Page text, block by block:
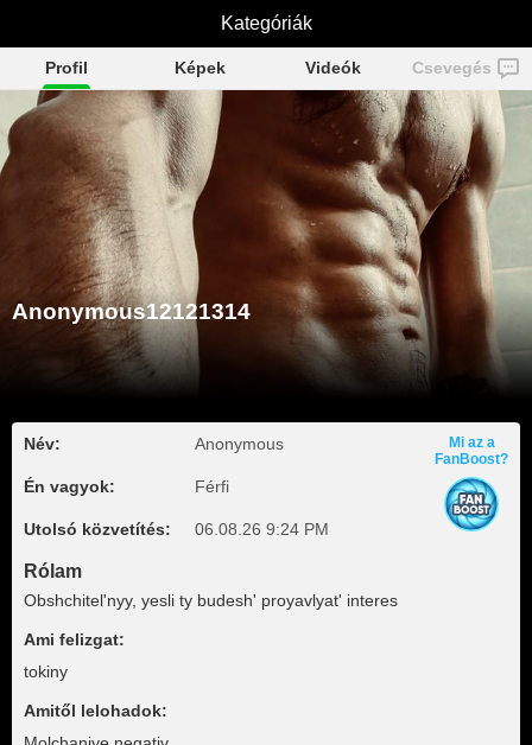
Anonymous12121314
Profil Képek Videók Csevegés
Anonymous12121314
Név: Anonymous
Én vagyok: Férfi
Utolsó közvetítés: 06.08.26 9:24 PM
Mi az a
FanBoost?
Rólam
Obshchitel'nyy, yesli ty budesh' proyavlyat' interes
Ami felizgat:
tokiny
Amitől lelohadok:
Kategóriák